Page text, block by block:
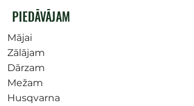
PIEDĀVĀJAM
Mājai
Zālājam
Dārzam
Mežam
Husqvarna